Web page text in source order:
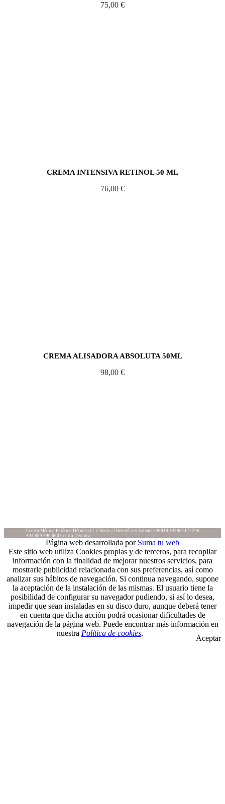
75,00 €
CREMA INTENSIVA RETINOL 50 ML
76,00 €
CREMA ALISADORA ABSOLUTA 50ML
98,00 €
Centro Médico Estético Dérmica C/ L’Horta, 2 Benetússer Valencia 46910 +34961172246
+34 694 490 660 Centro Dérmica
Página web desarrollada por Suma tu web
Este sitio web utiliza Cookies propias y de terceros, para recopilar
información con la finalidad de mejorar nuestros servicios, para
mostrarle publicidad relacionada con sus preferencias, así como
analizar sus hábitos de navegación. Si continua navegando, supone
la aceptación de la instalación de las mismas. El usuario tiene la
posibilidad de configurar su navegador pudiendo, si así lo desea,
impedir que sean instaladas en su disco duro, aunque deberá tener
en cuenta que dicha acción podrá ocasionar dificultades de
navegación de la página web. Puede encontrar más información en
nuestra Política de cookies.
Aceptar